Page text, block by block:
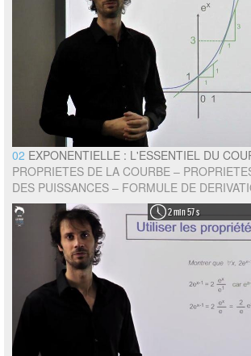
02 EXPONENTIELLE : L'ESSENTIEL DU
PROPRIETES DE LA COURBE –
DES PUISSANCES – FORMULE DE
2 min 57 s